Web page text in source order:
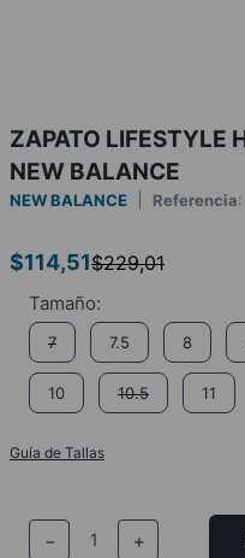
ZAPATO LIFESTYLE
NEW BALANCE
NEW BALANCE Referencia:
$114,51$229,01
7 7.5 8
10 10.5 11
Guía de Tallas
＋
－